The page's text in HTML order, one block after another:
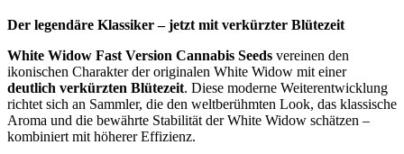
Der legendäre Klassiker – jetzt mit verkürzter Blütezeit
White Widow Fast Version Cannabis Seeds vereinen den
ikonischen Charakter der originalen White Widow mit einer
deutlich verkürzten Blütezeit. Diese moderne Weiterentwicklung
richtet sich an Sammler, die den weltberühmten Look, das klassische
Aroma und die bewährte Stabilität der White Widow schätzen –
kombiniert mit höherer Effizienz.